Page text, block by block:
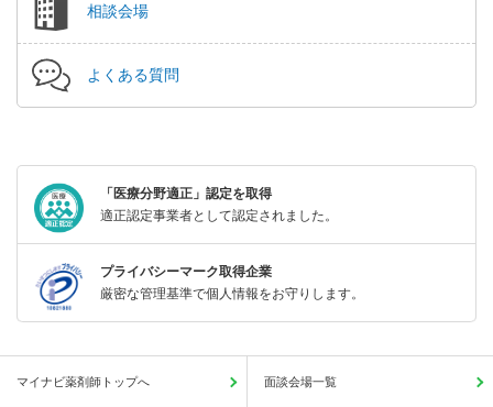
相談会場
よくある質問
「医療分野適正」認定を取得
適正認定事業者として認定されました。
プライバシーマーク取得企業
厳密な管理基準で個人情報をお守りします。
マイナビ薬剤師トップへ 面談会場一覧